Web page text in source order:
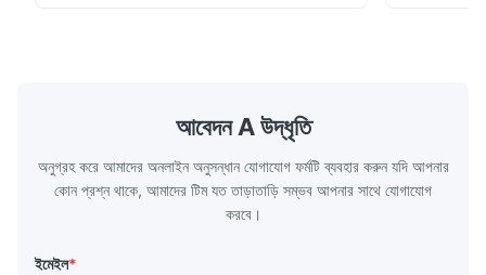
the basic component of boiler water
circulation loop.Because of both cooling
আবেদন A উদ্ধৃতি
অনুগ্রহ করে আমাদের অনলাইন অনুসন্ধান যোগাযোগ ফর্মটি ব্যবহার করুন যদি আপনার
কোন প্রশ্ন থাকে, আমাদের টিম যত তাড়াতাড়ি সম্ভব আপনার সাথে যোগাযোগ
করবে।
ইমেইল*